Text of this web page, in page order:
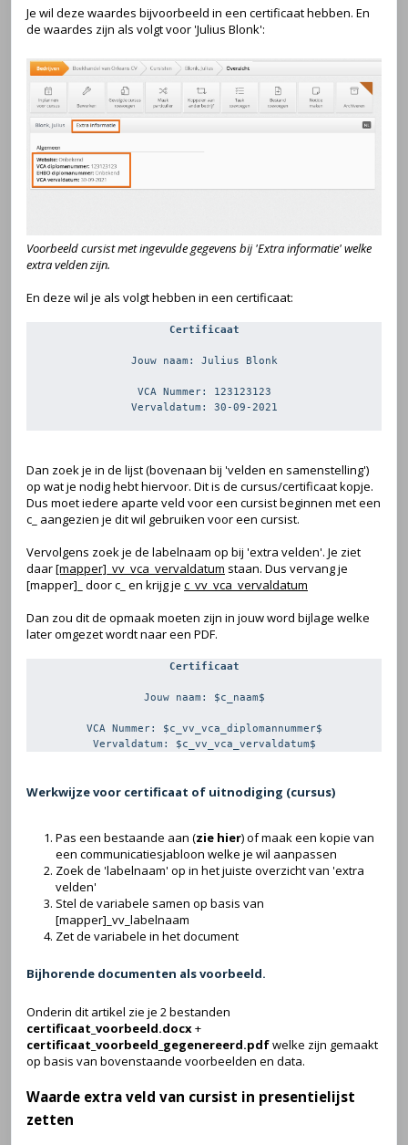
Je wil deze waardes bijvoorbeeld in een certificaat hebben. En
de waardes zijn als volgt voor 'Julius Blonk':
Voorbeeld cursist met ingevulde gegevens bij 'Extra informatie' welke
extra velden zijn.
En deze wil je als volgt hebben in een certificaat:
Certificaat
Jouw naam: Julius Blonk
VCA Nummer: 123123123
Vervaldatum: 30-09-2021
Dan zoek je in de lijst (bovenaan bij 'velden en samenstelling')
op wat je nodig hebt hiervoor. Dit is de cursus/certificaat kopje.
Dus moet iedere aparte veld voor een cursist beginnen met een
c_ aangezien je dit wil gebruiken voor een cursist.
Vervolgens zoek je de labelnaam op bij 'extra velden'. Je ziet
daar[mapper]_vv_vca_vervaldatum staan. Dus vervang je
[mapper]_ door c_ en krijg je c_vv_vca_vervaldatum
Dan zou dit de opmaak moeten zijn in jouw word bijlage welke
later omgezet wordt naar een PDF.
Certificaat
Jouw naam: $c_naam$
VCA Nummer: $c_vv_vca_diplomannummer$
Vervaldatum: $c_vv_vca_vervaldatum$
Werkwijze voor certificaat of uitnodiging (cursus)
Pas een bestaande aan (zie hier) of maak een kopie van
een communicatiesjabloon welke je wil aanpassen
Zoek de 'labelnaam' op in het juiste overzicht van 'extra
velden'
Stel de variabele samen op basis van
[mapper]_vv_labelnaam
Zet de variabele in het document
Bijhorende documenten als voorbeeld.
Onderin dit artikel zie je 2 bestanden
certificaat_voorbeeld.docx+
certificaat_voorbeeld_gegenereerd.pdfwelke zijn gemaakt
op basis van bovenstaande voorbeelden en data.
Waarde extra veld van cursist in presentielijst
zetten